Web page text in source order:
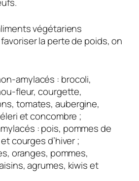
végétariens
la perte de poids, on
amylacés : brocoli,
fleur, courgette,
tomates, aubergine,
et concombre ;
: pois, pommes de
courges d’hiver ;
oranges, pommes,
agrumes, kiwis et